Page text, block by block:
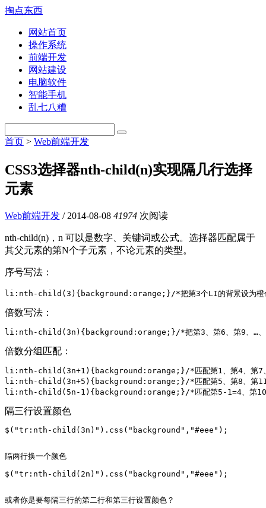
掏点东西
网站首页
操作系统
前端开发
网站建设
电脑软件
智能手机
乱七八糟
首页 > Web前端开发
CSS3选择器nth-child(n)实现隔几行选择
元素
Web前端开发 / 2014-08-08 41974 次阅读
nth-child(n)，n 可以是数字、关键词或公式。选择器匹配属于
其父元素的第N个子元素，不论元素的类型。
序号写法：
li:nth-child(3){background:orange;}/*把第3个LI的背景设为
倍数写法：
li:nth-child(3n){background:orange;}/*把第3、第6、第9、…、所
倍数分组匹配：
li:nth-child(3n+1){background:orange;}/*匹配第1、第4、第7、
li:nth-child(3n+5){background:orange;}/*匹配第5、第8、第11、
li:nth-child(5n-1){background:orange;}/*匹配第5-1=4、第10-
隔三行设置颜色
$("tr:nth-child(3n)").css("background","#eee");
$("tr:nth-child(2n)").css("background","#eee");